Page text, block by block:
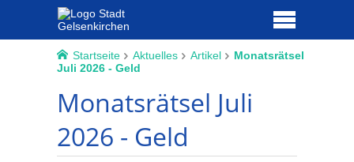
Startseite Aktuelles Artikel
Monatsrätsel
Juli 2026 - Geld
Monatsrätsel Juli
2026 - Geld